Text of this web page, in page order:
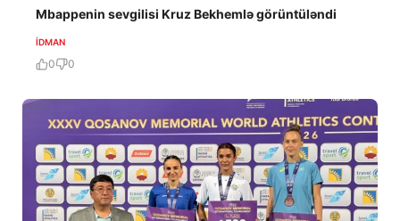
Mbappenin sevgilisi Kruz Bekhemlə görüntüləndi
İDMAN
0 0